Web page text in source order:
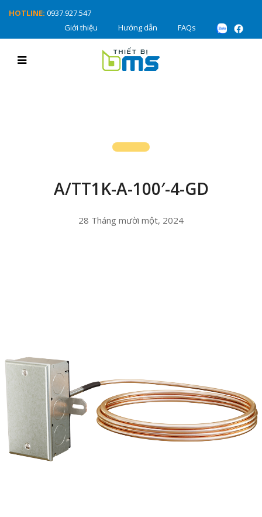
HOTLINE: 0937.927.547
Giới thiệu
Hướng dẫn FAQs
A/TT1K-A-100′-4-GD
28 Tháng mười một, 2024